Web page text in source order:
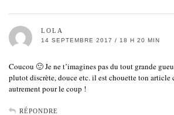
LOLA
14 SEPTEMBRE 2017 / 18 H 20 MIN
Coucou 🙂 Je ne t’imagines pas du tout grande
plutot discrète, douce etc. il est chouette ton article
autrement pour le coup !
RÉPONDRE